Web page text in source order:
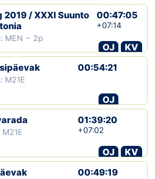
2019 / XXXI Suunto
MEN − 2p
00:47:05
+07:14
OJ
KV
M21E
00:54:21
OJ
01:39:20
+07:02
OJ
KV
00:49:19